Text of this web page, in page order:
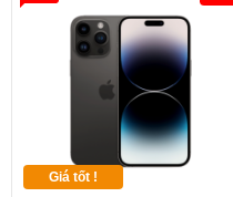
Giá tốt !